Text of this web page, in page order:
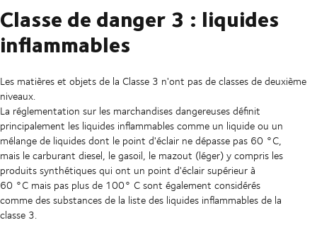
Classe de danger 3 : liquides
inflammables
Les matières et objets de la Classe 3 n'ont pas de classes de deuxième
niveaux.
La réglementation sur les marchandises dangereuses définit
principalement les liquides inflammables comme un liquide ou un
mélange de liquides dont le point d'éclair ne dépasse pas 60 °C,
mais le carburant diesel, le gasoil, le mazout (léger) y compris les
produits synthétiques qui ont un point d'éclair supérieur à
60 °C mais pas plus de 100° C sont également considérés
comme des substances de la liste des liquides inflammables de la
classe 3.